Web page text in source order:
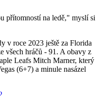
přítomností na ledě," myslí si
v roce 2023 ještě za Florida
všech hráčů - 91. A obavy z
Leafs Mitch Marner, který
(6+7) a minule nasázel